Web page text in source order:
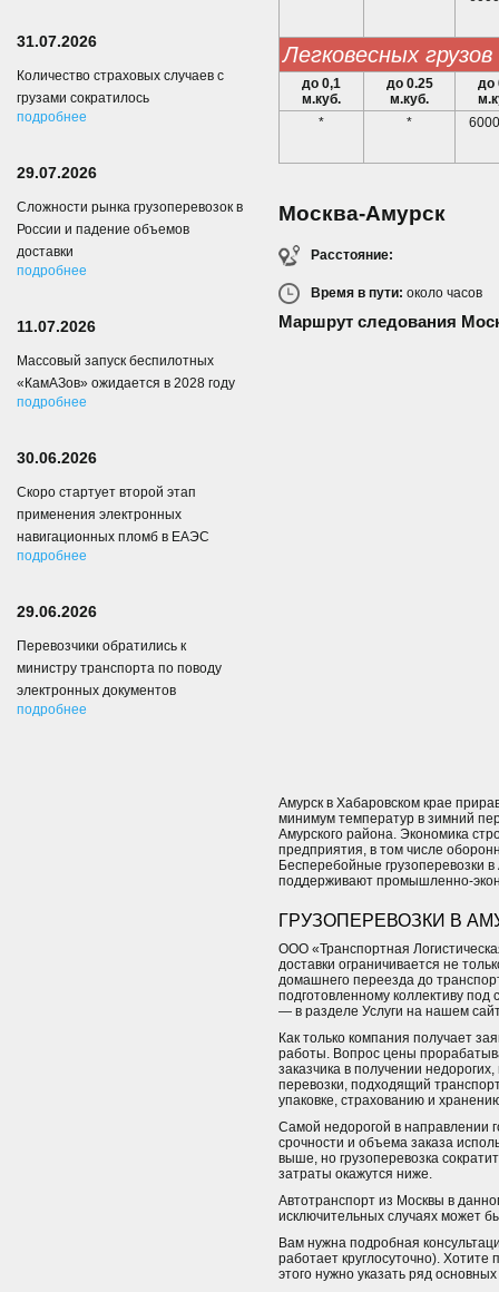
легковесных грузов
до 0,1
м.куб.
до 0.25
м.куб.
до
*
*
Москва-Амурск
Расстояние:
Время в пути: около часов
Маршрут следования
Амурск в Хабаровском крае
минимум температур в зимний
Амурского района. Экономика
предприятия, в том числе
Бесперебойные грузоперевозки
поддерживают промышленно-
ГРУЗОПЕРЕВОЗКИ В
ООО «Транспортная
доставки ограничивается не
домашнего переезда до
подготовленному коллективу
— в разделе Услуги на нашем
Как только компания получает
работы. Вопрос цены
заказчика в получении
перевозки, подходящий
упаковке, страхованию и
Самой недорогой в направлении
срочности и объема заказа
выше, но грузоперевозка
затраты окажутся ниже.
Автотранспорт из Москвы в
исключительных случаях может
Вам нужна подробная
работает круглосуточно).
этого нужно указать ряд
31.07.2026
Количество страховых случаев с
грузами сократилось
подробнее
29.07.2026
Сложности рынка грузоперевозок в
России и падение объемов
доставки
подробнее
11.07.2026
Массовый запуск беспилотных
«КамАЗов» ожидается в 2028 году
подробнее
30.06.2026
Скоро стартует второй этап
применения электронных
навигационных пломб в ЕАЭС
подробнее
29.06.2026
Перевозчики обратились к
министру транспорта по поводу
электронных документов
подробнее